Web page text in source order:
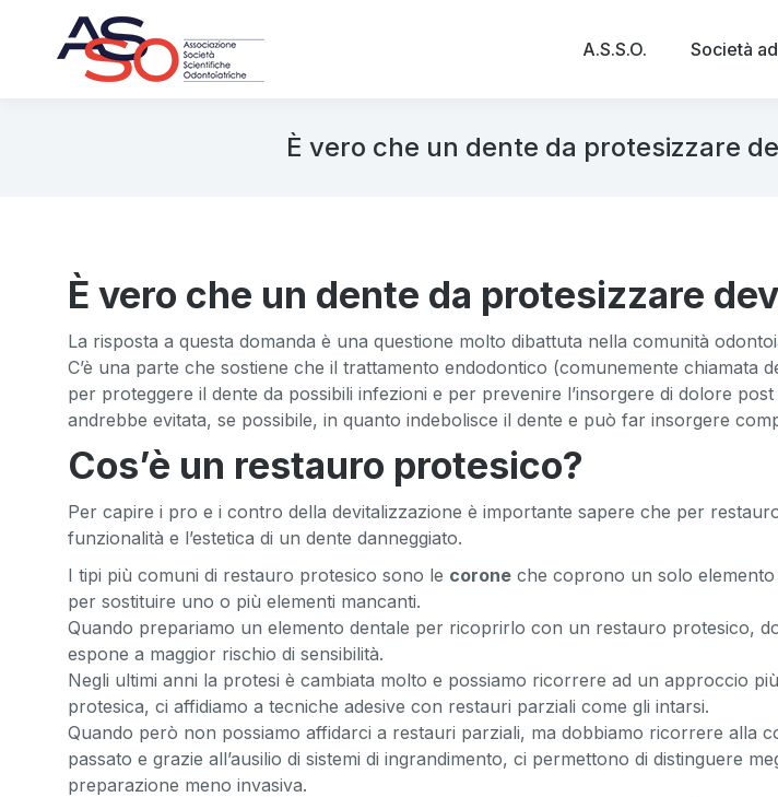
A.S.S.O. Società
È vero che un dente da protesizzare
È vero che un dente da protesizzare
La risposta a questa domanda è una questione molto dibattuta nella comunità
C’è una parte che sostiene che il trattamento endodontico (comunemente chiamata
per proteggere il dente da possibili infezioni e per prevenire l’insorgere di dolore
andrebbe evitata, se possibile, in quanto indebolisce il dente e può far insorgere
Cos’è un restauro protesico?
Per capire i pro e i contro della devitalizzazione è importante sapere che per
funzionalità e l’estetica di un dente danneggiato.
I tipi più comuni di restauro protesico sono le corone che coprono un solo elemento
per sostituire uno o più elementi mancanti.
Quando prepariamo un elemento dentale per ricoprirlo con un restauro protesico,
espone a maggior rischio di sensibilità.
Negli ultimi anni la protesi è cambiata molto e possiamo ricorrere ad un approccio
protesica, ci affidiamo a tecniche adesive con restauri parziali come gli intarsi.
Quando però non possiamo affidarci a restauri parziali, ma dobbiamo ricorrere
passato e grazie all’ausilio di sistemi di ingrandimento, ci permettono di distinguere
preparazione meno invasiva.